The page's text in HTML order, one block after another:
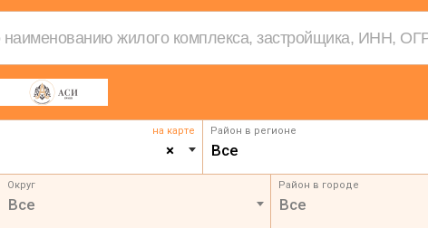
на карте
×
Район в регионе
Все
Округ
Все
Район в городе
Все